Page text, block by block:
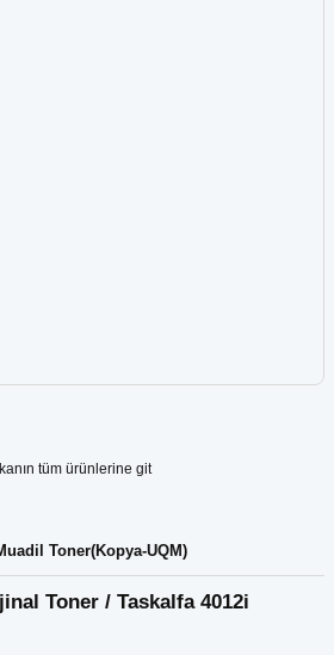
tüm ürünlerine git
Toner(Kopya-UQM)
Toner / Taskalfa 4012i